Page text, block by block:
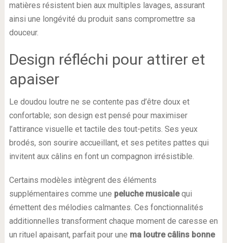
matières résistent bien aux multiples lavages, assurant
ainsi une longévité du produit sans compromettre sa
douceur.
Design réfléchi pour attirer et
apaiser
Le doudou loutre ne se contente pas d’être doux et
confortable; son design est pensé pour maximiser
l’attirance visuelle et tactile des tout-petits. Ses yeux
brodés, son sourire accueillant, et ses petites pattes qui
invitent aux câlins en font un compagnon irrésistible.
Certains modèles intègrent des éléments
supplémentaires comme une peluche musicalequi
émettent des mélodies calmantes. Ces fonctionnalités
additionnelles transforment chaque moment de caresse en
un rituel apaisant, parfait pour une ma loutre câlins bonne